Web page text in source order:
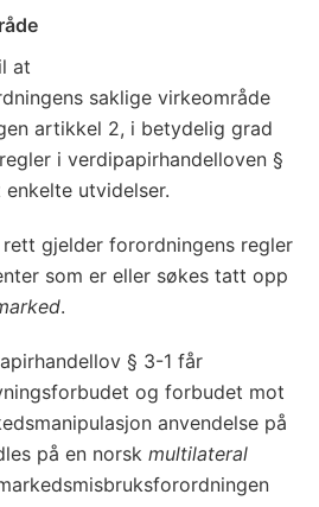
at
saklige virkeområde
artikkel 2, i betydelig grad
i verdipapirhandelloven §
utvidelser.
gjelder forordningens regler
som er eller søkes tatt opp
.
§ 3-1 får
og forbudet mot
anvendelse på
på en norsk multilateral